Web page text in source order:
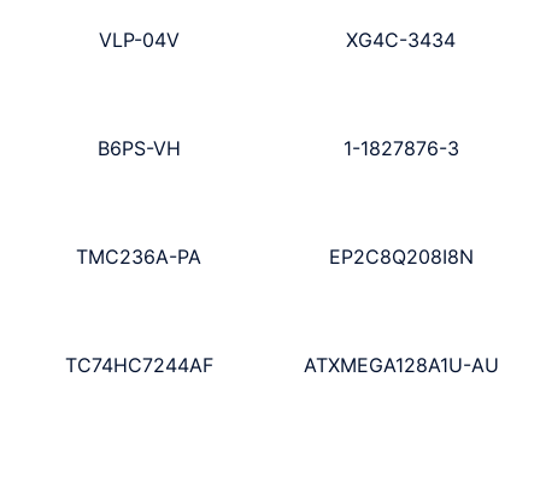
VLP-04V XG4C-3434
B6PS-VH 1-1827876-3
TMC236A-PA EP2C8Q208I8N
TC74HC7244AF ATXMEGA128A1U-AU